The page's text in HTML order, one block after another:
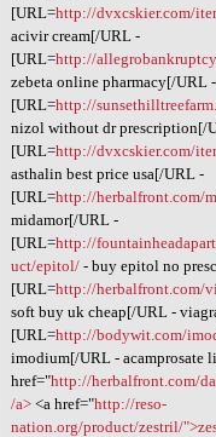
[URL=http://dvxcskier.com/
acivir cream[/URL -
[URL=http://
zebeta online pharmacy[/URL -
[URL=http://
nizol without dr prescription[/
[URL=http://dvxcskier.com/
asthalin best price usa[/URL -
[URL=http://herbalfront.com/
midamor[/URL -
[URL=http://
uct/epitol/- buy epitol no
[URL=http://herbalfront.com/
soft buy uk cheap[/URL -
[URL=http://bodywit.com/
imodium[/URL - acamprosate
href="http://herbalfront.com/
/a><a href="http://reso-
nation.org/product/zestril/